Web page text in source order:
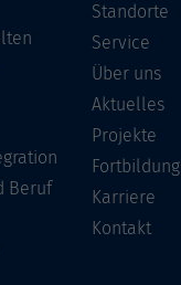
Beruf
Standorte
Service
Über uns
Aktuelles
Projekte
Fortbildung
Karriere
Kontakt